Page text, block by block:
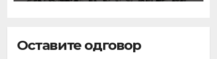
Оставите одговор